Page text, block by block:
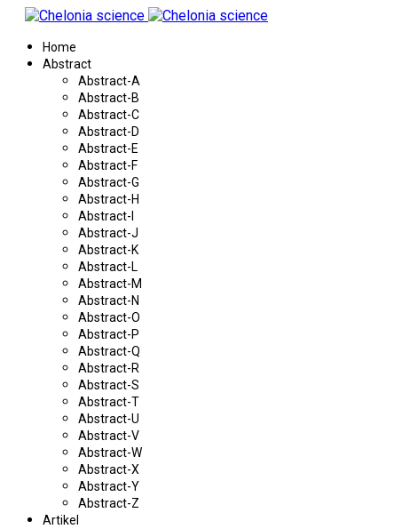
Home
Abstract
Abstract-A
Abstract-B
Abstract-C
Abstract-D
Abstract-E
Abstract-F
Abstract-G
Abstract-H
Abstract-I
Abstract-J
Abstract-K
Abstract-L
Abstract-M
Abstract-N
Abstract-O
Abstract-P
Abstract-Q
Abstract-R
Abstract-S
Abstract-T
Abstract-U
Abstract-V
Abstract-W
Abstract-X
Abstract-Y
Abstract-Z
Artikel